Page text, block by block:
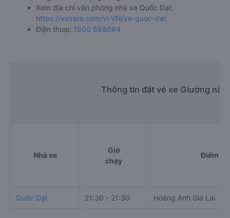
Xem địa chỉ văn phòng nhà xe Quốc Đạt:
https://vexere.com/vi-VN/xe-quoc-dat
Điện thoại: 1900 888684
Thông tin đặt vé xe Giường
Nhà xe
Giờ
chạy
Điểm đi
Quốc Đạt 21:30 - 21:30 Hoàng Anh Gia Lai